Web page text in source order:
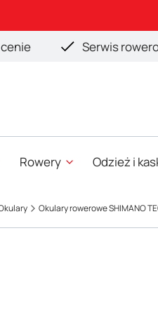
Serwis
Rowery Odzież i
Okulary rowerowe SHIMANO